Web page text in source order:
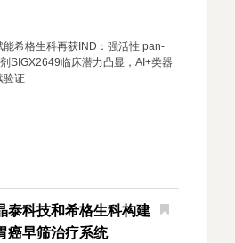
能希格生科再获IND：强活性 pan-
SIGX2649临床潜力凸显，AI+类器
验证
泰科技和希格生科构建
癌早筛治疗系统